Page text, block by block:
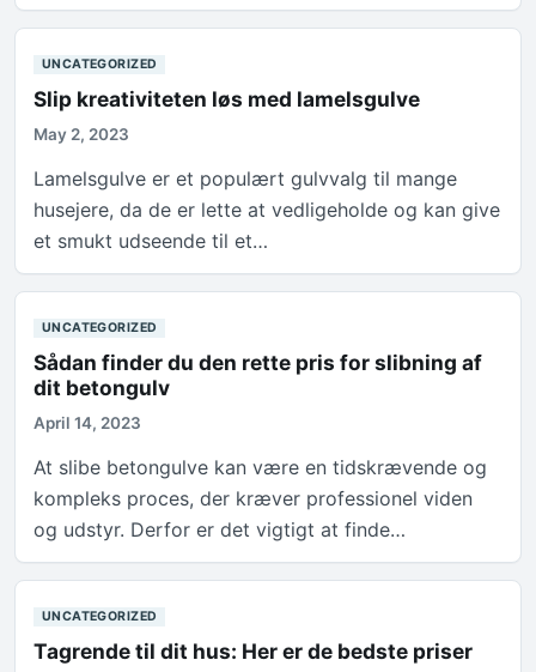
UNCATEGORIZED
Slip kreativiteten løs med lamelsgulve
May 2, 2023
Lamelsgulve er et populært gulvvalg til mange
husejere, da de er lette at vedligeholde og kan give
et smukt udseende til et…
UNCATEGORIZED
Sådan finder du den rette pris for slibning af
dit betongulv
April 14, 2023
At slibe betongulve kan være en tidskrævende og
kompleks proces, der kræver professionel viden
og udstyr. Derfor er det vigtigt at finde…
UNCATEGORIZED
Tagrende til dit hus: Her er de bedste priser